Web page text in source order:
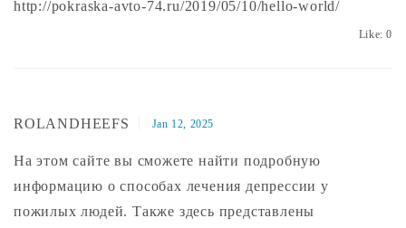
http://pokraska-avto-74.ru/2019/05/10/hello-world/
Like:0
ROLANDHEEFS Jan 12, 2025
На этом сайте вы сможете найти подробную
информацию о способах лечения депрессии у
пожилых людей. Также здесь представлены